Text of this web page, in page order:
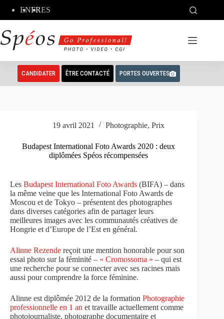
contenu
ENFRES
CANDIDATER ÊTRE CONTACTÉ PORTES OUVERTES
19 avril 2021 Photographie,Prix
Budapest International Foto Awards 2020 : deux
diplômées Spéos récompensées
Les Budapest International Foto Awards (BIFA) – dans
la même veine que les International Foto Awards de
Moscou et de Tokyo – présentent des photographes
dans diverses catégories afin de partager leurs
meilleures images avec les communautés créatives de
Hongrie et d’Europe de l’Est en général.
Alinne Rezende reçoit une mention honorable pour son
essai photo sur la féminité – « Cromossoma » – qui est
une recherche pour se connecter avec ses racines mais
aussi pour comprendre la force féminine.
Alinne est diplômée 2012 de la formation Photographie
professionnelle en 1 an et travaille actuellement comme
photojournaliste, photographe documentaire et